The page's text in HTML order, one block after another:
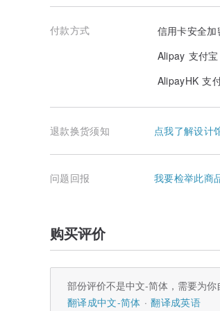
付款方式
信用卡安全加
Alipay 支付宝
AlipayHK 支
退款换货须知 点我了解设计
问题回报 我要检举此商
购买评价
部份评价不是中文-简体，需要为你
翻译成中文-简体
翻译成英语